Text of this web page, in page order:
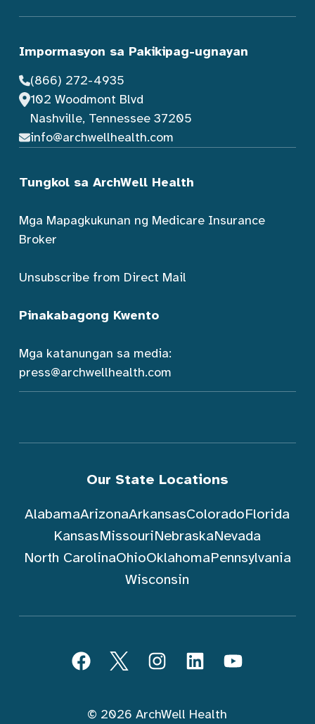
Impormasyon sa Pakikipag-ugnayan
(866) 272-4935
102 Woodmont Blvd
Nashville, Tennessee 37205
info@archwellhealth.com
Tungkol sa ArchWell Health
Mga Mapagkukunan ng Medicare Insurance
Broker
Unsubscribe from Direct Mail
Pinakabagong Kwento
Mga katanungan sa media:
press@archwellhealth.com
Our State Locations
AlabamaArizonaArkansasColoradoFlorida
KansasMissouriNebraskaNevada
North CarolinaOhioOklahomaPennsylvania
Wisconsin
FacebookTwitterInstagramLinkedInYouTube
© 2026 ArchWell Health